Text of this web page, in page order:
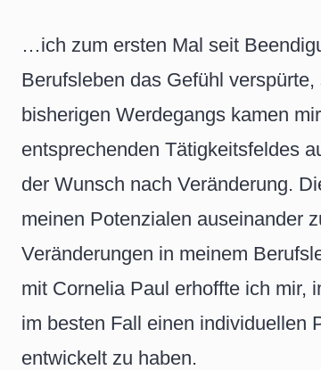
…ich zum ersten Mal seit
Berufsleben das Gefühl
bisherigen Werdegangs kamen
entsprechenden Tätigkeitsfeldes
der Wunsch nach Veränderung.
meinen Potenzialen auseinander
Veränderungen in meinem
mit Cornelia Paul erhoffte ich mir,
im besten Fall einen individuellen
entwickelt zu haben.